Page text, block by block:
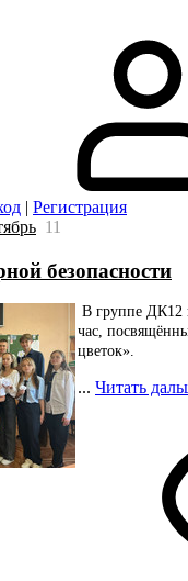
| Регистрация
11
безопасности
В группе ДК12
час,
цветок».
... Читать